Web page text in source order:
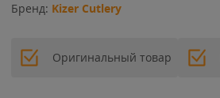
Бренд: Kizer Cutlery
Оригинальный товар